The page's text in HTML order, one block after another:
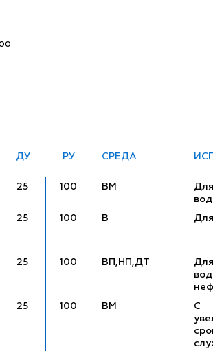
ДУ РУ СРЕДА
25 100 ВМ
25 100 В
25 100 ВП,НП,ДТ
25 100 ВМ
С